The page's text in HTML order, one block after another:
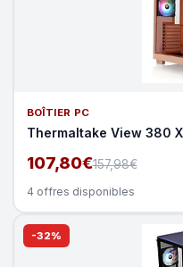
BOÎTIER PC
Thermaltake View 380
107,80€157,98€
4 offres disponibles
-32%